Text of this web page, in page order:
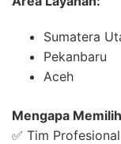
Sumatera
Pekanbaru
Aceh
Mengapa
✅ Tim